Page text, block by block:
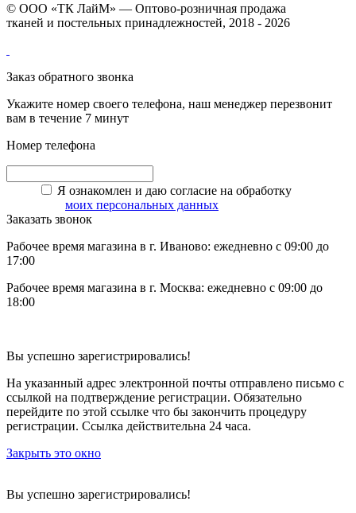
© ООО «ТК ЛайМ» — Оптово-розничная продажа
тканей и постельных принадлежностей, 2018 - 2026
Заказ обратного звонка
Укажите номер своего телефона, наш менеджер перезвонит
вам в течение 7 минут
Номер телефона
Я ознакомлен и даю согласие на обработку
моих персональных данных
Заказать звонок
Рабочее время магазина в г. Иваново: ежедневно с 09:00 до
17:00
Рабочее время магазина в г. Москва: ежедневно с 09:00 до
18:00
Вы успешно зарегистрировались!
На указанный адрес электронной почты отправлено письмо с
ссылкой на подтверждение регистрации. Обязательно
перейдите по этой ссылке что бы закончить процедуру
регистрации. Ссылка действительна 24 часа.
Закрыть это окно
Вы успешно зарегистрировались!